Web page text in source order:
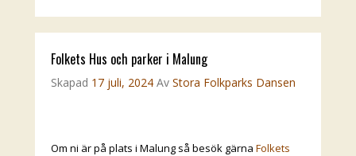
Folkets Hus och parker i Malung
Skapad 17 juli, 2024 Av Stora Folkparks Dansen
Om ni är på plats i Malung så besök gärna Folkets